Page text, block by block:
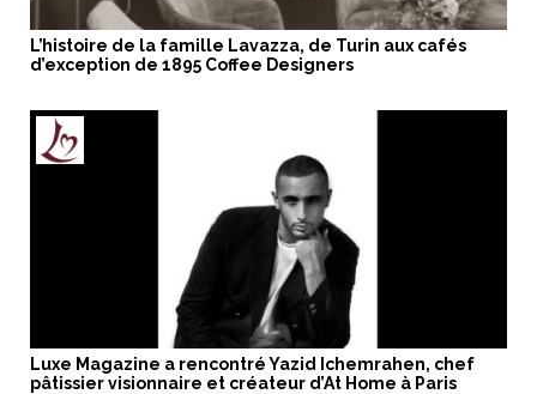
L’histoire de la famille Lavazza, de Turin aux cafés
d’exception de 1895 Coffee Designers
Luxe Magazine a rencontré Yazid Ichemrahen, chef
pâtissier visionnaire et créateur d’At Home à Paris